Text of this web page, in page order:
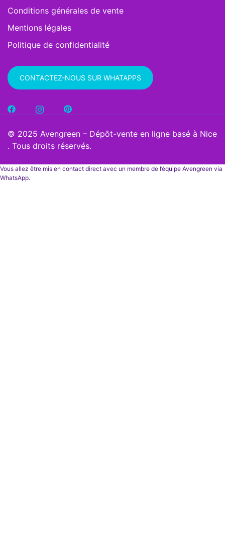
Conditions générales de vente
Mentions légales
Politique de confidentialité
CONTACTEZ-NOUS SUR WHATAPPS
© 2025 Avengreen – Dépôt-vente en ligne basé à Nice
. Tous droits réservés.
Vous allez être mis en contact direct avec un membre de l’équipe Avengreen via
WhatsApp.